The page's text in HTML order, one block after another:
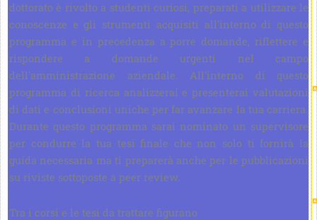
dottorato è rivolto a studenti curiosi, preparati a utilizzare le
conoscenze e gli strumenti acquisiti all'interno di questo
programma e in precedenza a porre domande, riflettere e
rispondere a domande urgenti nel campo
dell'amministrazione aziendale. All'interno di questo
programma di ricerca analizzerai e presenterai valutazioni
di dati e conclusioni uniche per far avanzare la tua carriera.
Durante questo programma sarai nominato un supervisore
per condurre la tua tesi finale che non solo ti fornirà la
guida necessaria ma ti preparerà anche per le pubblicazioni
su riviste sottoposte a peer review.
Tra i corsi e le tesi da trattare figurano